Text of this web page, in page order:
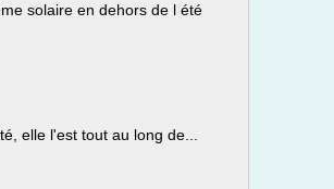
solaire en dehors de l été
elle l'est tout au long de...